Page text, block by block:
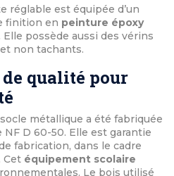
réglable est équipée d’un
finition en peinture époxy
. Elle possède aussi des vérins
non tachants.
qualité pour
métallique a été fabriquée
D 60-50. Elle est garantie
fabrication, dans le cadre
Cet équipement scolaire
Le bois utilisé